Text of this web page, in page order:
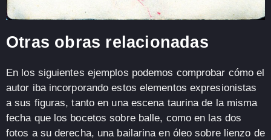
Otras obras relacionadas
En los siguientes ejemplos podemos comprobar cómo el
autor iba incorporando estos elementos expresionistas
a sus figuras, tanto en una escena taurina de la misma
fecha que los bocetos sobre balle, como en las dos
fotos a su derecha, una bailarina en óleo sobre lienzo de